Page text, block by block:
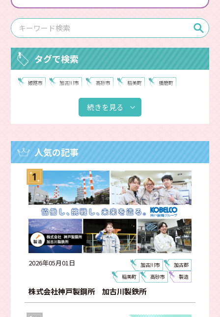
タグで検索
姫路市 加古川市 高砂市 稲美町 播磨町
市川町 福崎町
赤穂市 太子町
製造 建設 販売・接客 整備 畜産 電気
調理・飲食 通信 小売 運送 食品製造
商社 卸売 設計 販売 鉄道
冠婚葬祭・介護
資格がとれる 明るい社風 地元本社
社員の仲がいい 研修あり
大型連休あり スキルが身につく 地元貢献
福利厚生が充実
続きを見る
人気の記事
2026年05月01日 加古川市
加古郡
稲美町
高砂市 製造
株式会社神戸製鋼所 加古川製鉄所